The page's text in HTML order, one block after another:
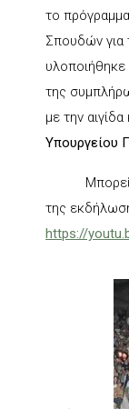
το
Σπουδών για
υλοποιήθηκε
της
με την
Υπουργείου
Μπορείτε
της
https://